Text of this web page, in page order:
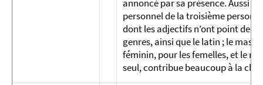
annoncé par sa présence. Aussi
personnel de la troisième
dont les adjectifs n’ont point de
genres, ainsi que le latin ; le
féminin, pour les femelles, et le
seul, contribue beaucoup à la